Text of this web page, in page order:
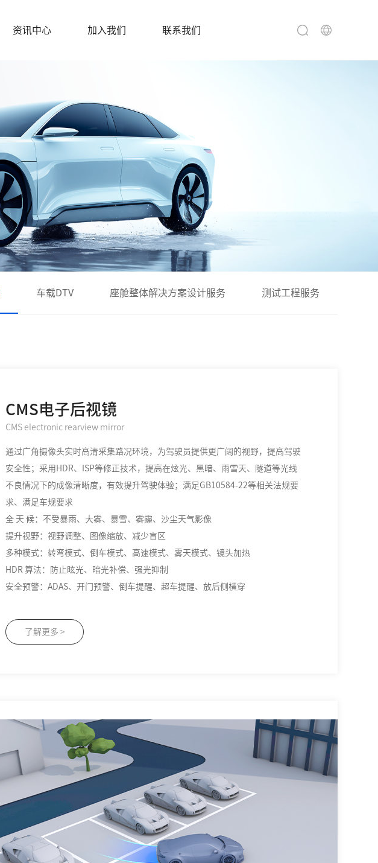
资讯中心 加入我们 联系我们
车载DTV 座舱整体解决方案设计服务 测试工程服务
CMS电子后视镜
CMS electronic rearview mirror
通过广角摄像头实时高清采集路况环境，为驾驶员提供更广阔的视野，提高驾驶
安全性；采用HDR、ISP等修正技术，提高在炫光、黑暗、雨雪天、隧道等光线
不良情况下的成像清晰度，有效提升驾驶体验；满足GB10584-22等相关法规要
求、满足车规要求
全 天 候：不受暴雨、大雾、暴雪、雾霾、沙尘天气影像
提升视野：视野调整、图像缩放、减少盲区
多种模式：转弯模式、倒车模式、高速模式、雾天模式、镜头加热
HDR 算法：防止眩光、暗光补偿、强光抑制
安全预警：ADAS、开门预警、倒车提醒、超车提醒、放后侧横穿
了解更多 >